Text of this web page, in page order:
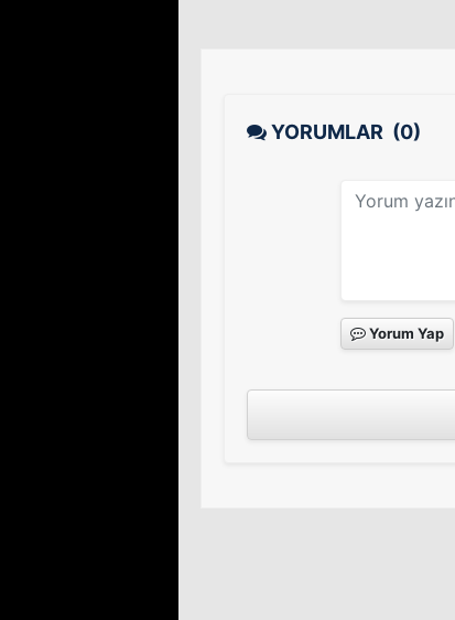
YORUMLAR (0)
Yorum Yap